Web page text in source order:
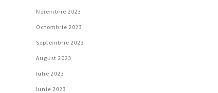
Noiembrie 2023
Octombrie 2023
Septembrie 2023
August 2023
Iulie 2023
Iunie 2023